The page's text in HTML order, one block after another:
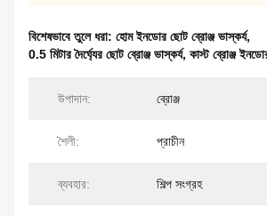
বিশেষভাবে তুলে ধরা: হোম ইনডোর ছোট ব্রোঞ্জ ভাস্কর্য,
0.5 মিটার দৈর্ঘ্যের ছোট ব্রোঞ্জ ভাস্কর্য, কাস্ট ব্রোঞ্জ
উপাদান: ব্রোঞ্জ
শৈলী: প্রাচীন
ব্যবহার: শিল্প সংগ্রহ